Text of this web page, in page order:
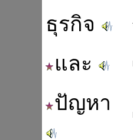
ธุรกิจ
และ
ปัญหา